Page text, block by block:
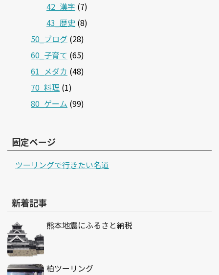
42_漢字 (7)
43_歴史 (8)
50_ブログ (28)
60_子育て (65)
61_メダカ (48)
70_料理 (1)
80_ゲーム (99)
固定ページ
ツーリングで行きたい名道
新着記事
熊本地震にふるさと納税
柏ツーリング